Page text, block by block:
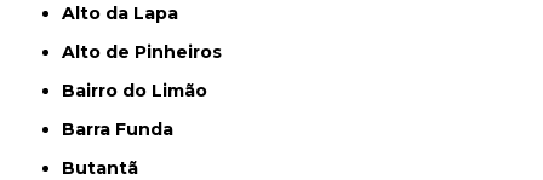
Alto da Lapa
Alto de Pinheiros
Bairro do Limão
Barra Funda
Butantã